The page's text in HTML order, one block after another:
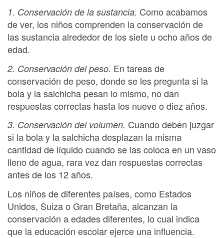
1. Conservación de la sustancia. Como acabamos
de ver, los niños comprenden la conservación de
las sustancia alrededor de los siete u ocho años de
edad.
2. Conservación del peso. En tareas de
conservación de peso, donde se les pregunta si la
bola y la salchicha pesan lo mismo, no dan
respuestas correctas hasta los nueve o diez años.
3. Conservación del volumen. Cuando deben juzgar
si la bola y la salchicha desplazan la misma
cantidad de líquido cuando se las coloca en un vaso
lleno de agua, rara vez dan respuestas correctas
antes de los 12 años.
Los niños de diferentes países, como Estados
Unidos, Suiza o Gran Bretaña, alcanzan la
conservación a edades diferentes, lo cual indica
que la educación escolar ejerce una influencia.